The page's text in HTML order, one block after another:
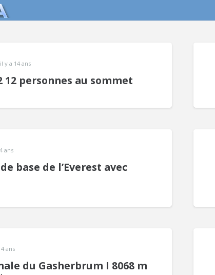
il y a 14 ans
12 personnes au sommet
ans
base de l’Everest avec
ans
du Gasherbrum I 8068 m